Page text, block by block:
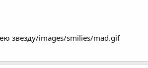
звезду/images/smilies/mad.gif